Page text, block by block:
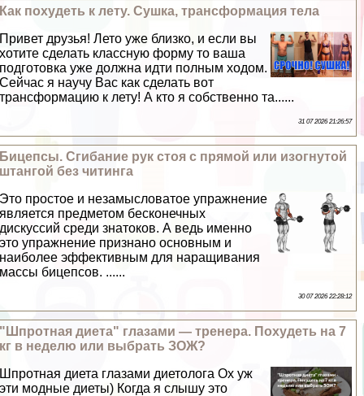
Как похудеть к лету. Сушка, трaнcформация тела
Привет друзья! Лето уже близко, и если вы
хотите сделать классную форму то ваша
подготовка уже должна идти полным ходом.
Сейчас я научу Вас как сделать вот
трaнcформацию к лету! А кто я собственно та......
31 07 2026 21:26:57
Бицепсы. Сгибание рук стоя с прямой или изогнутой
штангой без читинга
Это простое и незамысловатое упражнение
является предметом бесконечных
дискуссий среди знатоков. А ведь именно
это упражнение признано основным и
наиболее эффективным для наращивания
массы бицепсов. ......
30 07 2026 22:28:12
"Шпротная диета" глазами — тренера. Похудеть на 7
кг в неделю или выбрать ЗОЖ?
Шпротная диета глазами диетолога Ох уж
эти модные диеты) Когда я слышу это